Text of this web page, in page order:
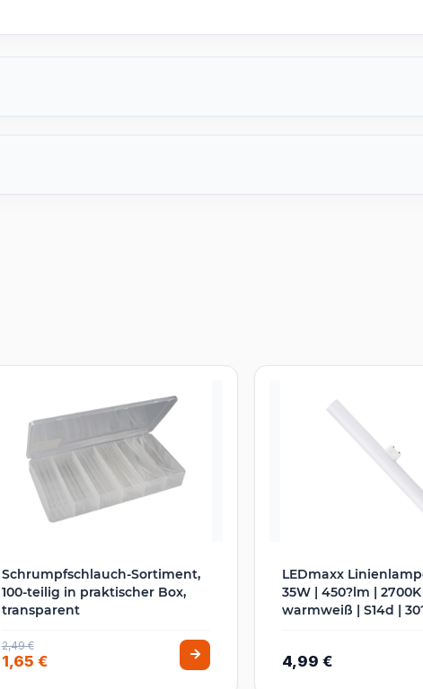
Schrumpfschlauch-Sortiment,
100-teilig in praktischer Box,
transparent
2,49 €
1,65 €
LEDmaxx
35W | 450?lm | 2700K
warmweiß | S14d |
4,99 €